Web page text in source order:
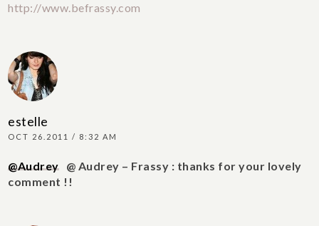
http://www.befrassy.com
estelle
OCT 26.2011 / 8:32 AM
@Audrey @ Audrey – Frassy : thanks for your lovely
comment !!